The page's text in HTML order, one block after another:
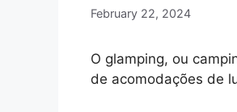
February 22, 2024
O glamping, ou
de acomodações de